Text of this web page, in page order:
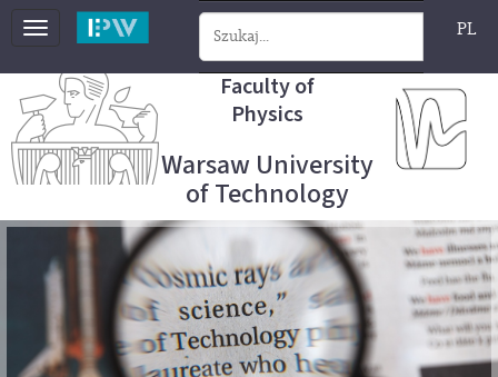
Toggle
PL
Faculty of
Physics
Warsaw University
of Technology